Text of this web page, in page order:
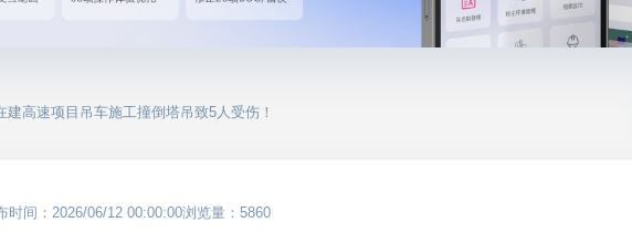
高速项目吊车施工撞倒塔吊致5人受伤！
时间：2026/06/12 00:00:00浏览量：5860